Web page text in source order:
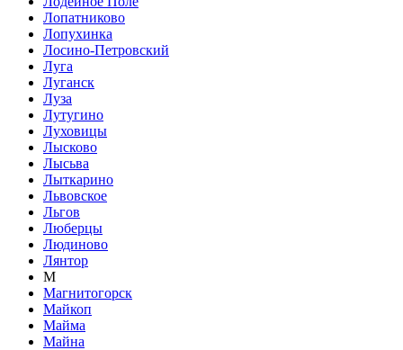
Лопатниково
Лопухинка
Лосино-Петровский
Луга
Луганск
Луза
Лутугино
Луховицы
Лысково
Лысьва
Лыткарино
Львовское
Льгов
Люберцы
Людиново
Лянтор
М
Магнитогорск
Майкоп
Майма
Майна